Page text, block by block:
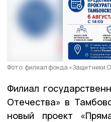
Фото: филиал фонда «Защитники
Филиал
Отечества» в
новый проект